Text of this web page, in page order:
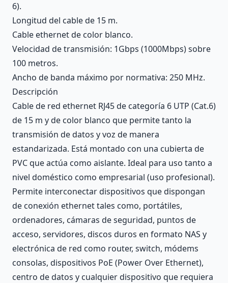
6).
Longitud del cable de 15 m.
Cable ethernet de color blanco.
Velocidad de transmisión: 1Gbps (1000Mbps) sobre
100 metros.
Ancho de banda máximo por normativa: 250 MHz.
Descripción
Cable de red ethernet RJ45 de categoría 6 UTP (Cat.6)
de 15 m y de color blanco que permite tanto la
transmisión de datos y voz de manera
estandarizada. Está montado con una cubierta de
PVC que actúa como aislante. Ideal para uso tanto a
nivel doméstico como empresarial (uso profesional).
Permite interconectar dispositivos que dispongan
de conexión ethernet tales como, portátiles,
ordenadores, cámaras de seguridad, puntos de
acceso, servidores, discos duros en formato NAS y
electrónica de red como router, switch, módems
consolas, dispositivos PoE (Power Over Ethernet),
centro de datos y cualquier dispositivo que requiera